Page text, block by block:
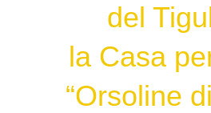
del
la Casa
“Orsoline